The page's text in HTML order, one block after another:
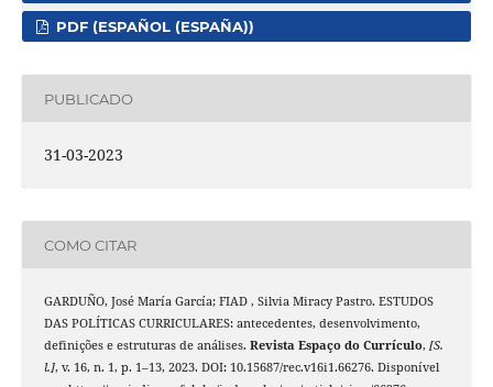
PDF (ESPAÑOL (ESPAÑA))
PUBLICADO
31-03-2023
COMO CITAR
GARDUÑO, José María García; FIAD , Silvia Miracy Pastro. ESTUDOS
DAS POLÍTICAS CURRICULARES: antecedentes, desenvolvimento,
definições e estruturas de análises. Revista Espaço do Currículo, [S.
l.], v. 16, n. 1, p. 1–13, 2023. DOI: 10.15687/rec.v16i1.66276. Disponível